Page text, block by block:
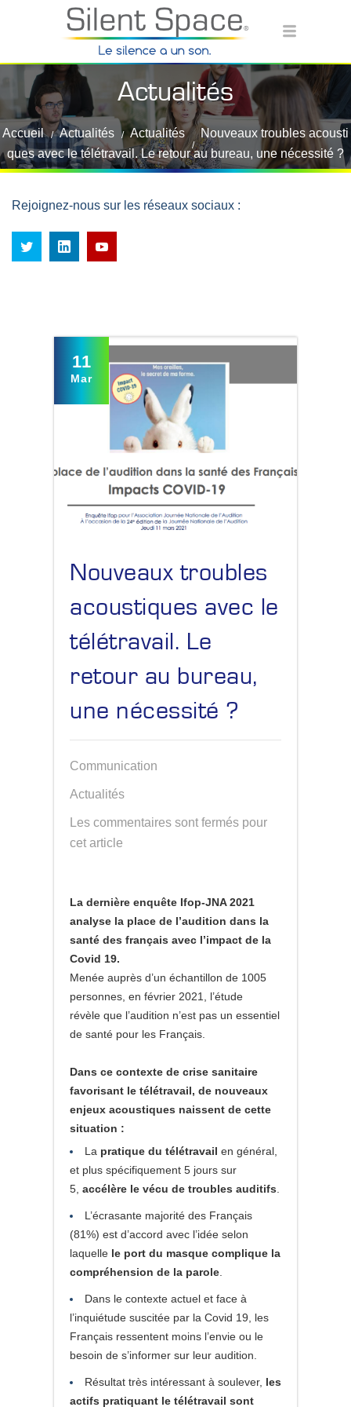
Actualités
Accueil Actualités Actualités
Nouveaux troubles acousti
ques avec le télétravail. Le retour au bureau, une nécessité ?
Rejoignez-nous sur les réseaux sociaux :
11
Mar
Nouveaux troubles
acoustiques avec le
télétravail. Le
retour au bureau,
une nécessité ?
Communication
Actualités
Les commentaires sont fermés pour
cet article
La dernière enquête Ifop-JNA 2021
analyse la place de l’audition dans la
santé des français avec l’impact de la
Covid 19.
Menée auprès d’un échantillon de 1005
personnes, en février 2021, l’étude
révèle que l’audition n’est pas un essentiel
de santé pour les Français
Dans ce contexte de crise sanitaire
favorisant le télétravail, de nouveaux
enjeux acoustiques naissent de cette
situation :
La pratique du télétravail en général,
et plus spécifiquement 5 jours sur
5, accélère le vécu de troubles auditifs
L’écrasante majorité des Français
(81%) est d’accord avec l’idée selon
laquelle le port du masque complique la
compréhension de la parole
Dans le contexte actuel et face à
l’inquiétude suscitée par la Covid 19, les
Français ressentent moins l’envie ou le
besoin de s’informer sur leur audition.
Résultat très intéressant à soulever, les
actifs pratiquant le télétravail sont